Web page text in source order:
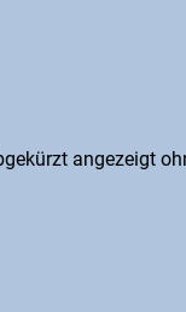
angezeigt